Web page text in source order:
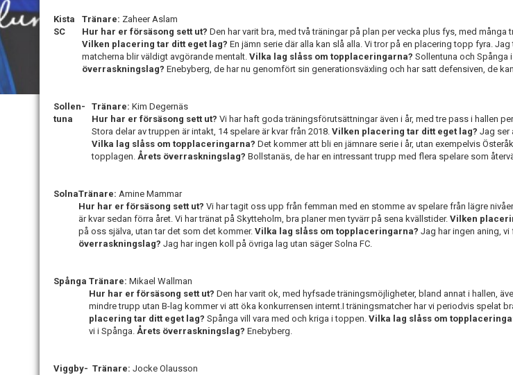
Kista
SC
Tränare: Zaheer Aslam
Hur har er försäsong sett ut? Den har varit bra, med två träningar på plan per vecka plus fys, med
Vilken placering tar ditt eget lag? En jämn serie där alla kan slå alla. Vi tror på en placering topp fyra.
matcherna blir väldigt avgörande mentalt. Vilka lag slåss om topplaceringarna? Sollentuna och Spånga
överraskningslag? Enebyberg, de har nu genomfört sin generationsväxling och har satt defensiven, de
Sollen-
tuna
Tränare: Kim Degernäs
Hur har er försäsong sett ut? Vi har haft goda träningsförutsättningar även i år, med tre pass i hallen
Stora delar av truppen är intakt, 14 spelare är kvar från 2018. Vilken placering tar ditt eget lag? Jag ser
Vilka lag slåss om topplaceringarna? Det kommer att bli en jämnare serie i år, utan exempelvis
topplagen. Årets överraskningslag? Bollstanäs, de har en intressant trupp med flera spelare som
SolnaTränare: Amine Mammar
Hur har er försäsong sett ut? Vi har tagit oss upp från femman med en stomme av spelare från lägre
är kvar sedan förra året. Vi har tränat på Skytteholm, bra planer men tyvärr på sena kvällstider. Vilken
på oss själva, utan tar det som det kommer. Vilka lag slåss om topplaceringarna? Jag har ingen aning,
överraskningslag? Jag har ingen koll på övriga lag utan säger Solna FC.
Spånga Tränare: Mikael Wallman
Hur har er försäsong sett ut? Den har varit ok, med hyfsade träningsmöjligheter, bland annat i hallen,
mindre trupp utan B-lag kommer vi att öka konkurrensen internt.I träningsmatcher har vi periodvis spelat
placering tar ditt eget lag? Spånga vill vara med och kriga i toppen. Vilka lag slåss om
vi i Spånga. Årets överraskningslag? Enebyberg.
Viggby- Tränare: Jocke Olausson